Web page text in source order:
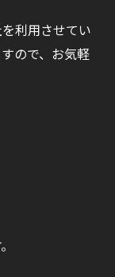
利用させてい
ので、お気軽